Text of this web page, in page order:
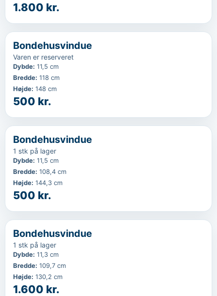
1.800 kr.
‹
Bondehusvindue
Varen er reserveret
Dybde: 11,5 cm
Bredde: 118 cm
Højde: 148 cm
500 kr.
‹
Bondehusvindue
1 stk på lager
Dybde: 11,5 cm
Bredde: 108,4 cm
Højde: 144,3 cm
500 kr.
‹
Bondehusvindue
1 stk på lager
Dybde: 11,3 cm
Bredde: 109,7 cm
Højde: 130,2 cm
1.600 kr.